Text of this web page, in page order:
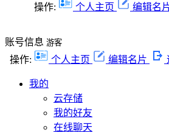
操作: 个人主页 编辑名
账号信息 游客
操作: 个人主页 编辑名片
我的
云存储
我的好友
在线聊天